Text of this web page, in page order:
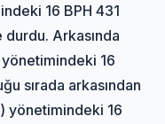
16 BPH 431
Arkasında
16
sırada arkasından
yönetimindeki 16